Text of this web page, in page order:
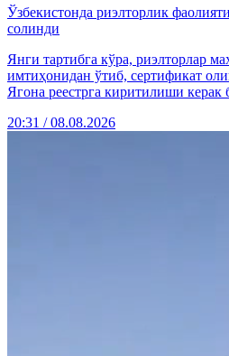
Ўзбекистонда риэлторлик
солинди
Янги тартибга кўра, риэлторлар
имтиҳонидан ўтиб, сертификат
Ягона реестрга киритилиши керак
20:31 / 08.08.2026